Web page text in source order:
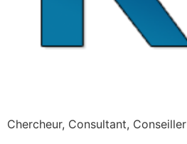
Chercheur, Consultant, Conseiller